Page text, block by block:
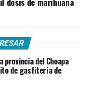
provincia del Choapa
de gasfitería de